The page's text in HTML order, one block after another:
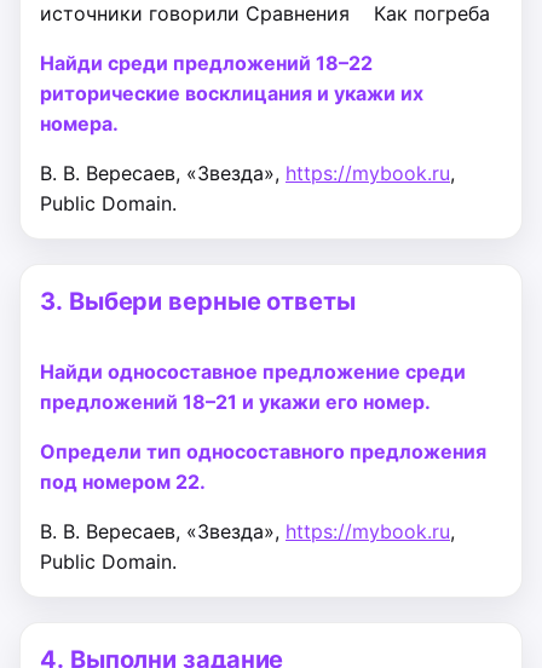
источники говорили Сравнения Как погреба
Найди среди предложений 18–22
риторические восклицания и укажи их
номера.
В. В. Вересаев, «Звезда», https://mybook.ru,
Public Domain.
3. Выбери верные ответы
Найди односоставное предложение среди
предложений 18–21 и укажи его номер.
Определи тип односоставного предложения
под номером 22.
В. В. Вересаев, «Звезда», https://mybook.ru,
Public Domain.
4. Выполни задание